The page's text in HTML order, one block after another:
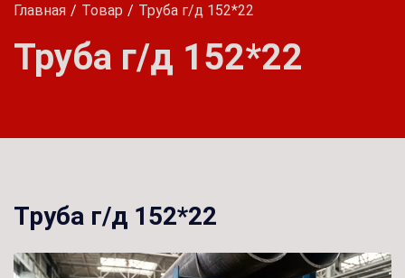
Главная Товар Труба г/д 152*22
Труба г/д 152*22
Труба г/д 152*22